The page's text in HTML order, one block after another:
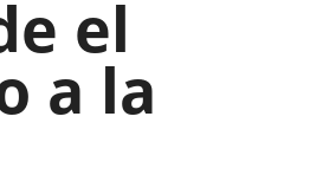
el
a la